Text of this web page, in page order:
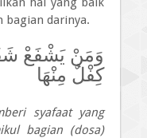
bagian darinya.
وَمَنْ يَشْفَعْ
كِفْلٌ مِنْهَا
syafaat yang
bagian (dosa)